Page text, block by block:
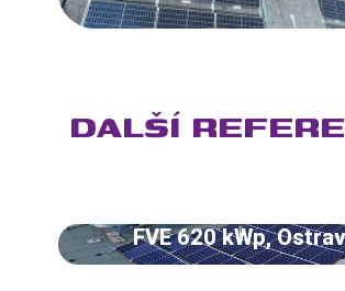
DALŠÍ
FVE 620 kWp,